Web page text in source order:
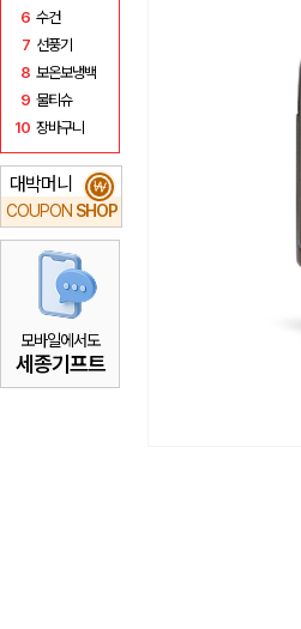
6 수건
7 선풍기
8 보온보냉백
9 물티슈
10 장바구니
대박머니
COUPON SHOP
₩
모바일에서도
세종기프트